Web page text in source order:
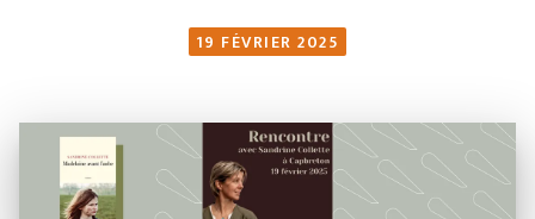
19 FÉVRIER 2025